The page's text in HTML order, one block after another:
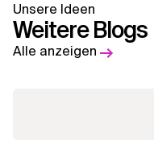
Unsere Ideen
Weitere Blogs
Alle anzeigen